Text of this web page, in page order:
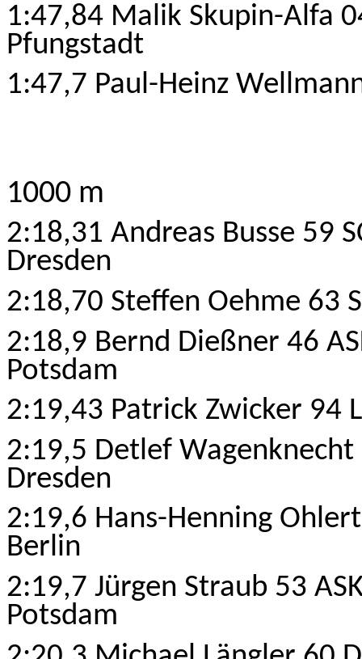
1:47,84 Malik Skupin-Alfa
Pfungstadt
1:47,7 Paul-Heinz
1000 m
2:18,31 Andreas Busse 59
Dresden
2:18,70 Steffen Oehme 63
2:18,9 Bernd Dießner 46
Potsdam
2:19,43 Patrick Zwicker 94
2:19,5 Detlef
Dresden
2:19,6 Hans-Henning
Berlin
2:19,7 Jürgen Straub 53
Potsdam